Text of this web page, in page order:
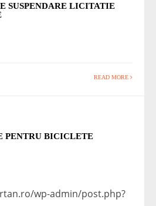
SUSPENDARE LICITATIE
READ MORE
PENTRU BICICLETE
wp-admin/post.php?